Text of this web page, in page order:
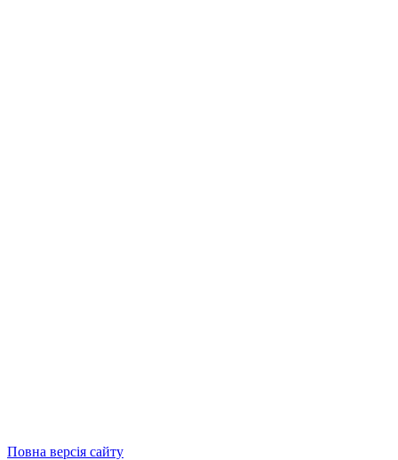
Повна версія сайту